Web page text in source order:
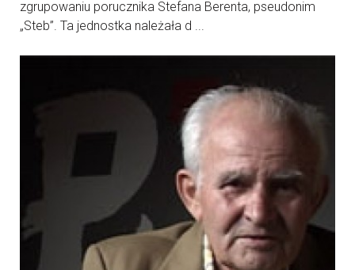
zgrupowaniu porucznika Stefana Berenta, pseudonim
„Steb”. Ta jednostka należała d ...